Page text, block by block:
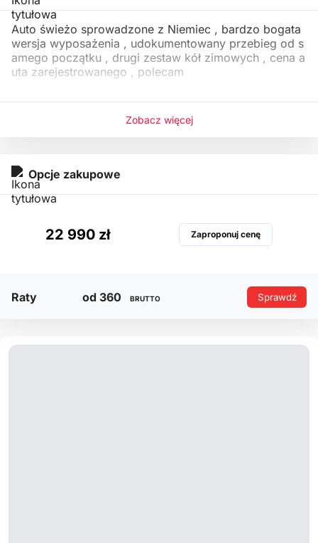
Auto świeżo sprowadzone z Niemiec , bardzo bogata
wersja wyposażenia , udokumentowany przebieg od s
amego początku , drugi zestaw kół zimowych , cena a
uta zarejestrowanego , polecam
Zobacz więcej
Opcje zakupowe
22 990 zł Zaproponuj cenę
Raty od 360 BRUTTO Sprawdź